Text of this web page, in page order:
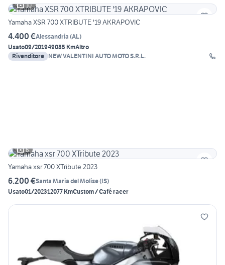
10
Yamaha XSR 700 XTRIBUTE '19 AKRAPOVIC
4.400 €Alessandria (AL)
Usato09/201949085 KmAltro
Rivenditore NEW VALENTINI AUTO MOTO S.R.L.
6
Yamaha xsr 700 XTribute 2023
6.200 €Santa Maria del Molise(IS)
Usato01/202312077 KmCustom / Café racer